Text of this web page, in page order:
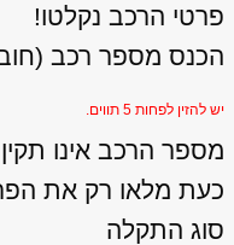
פרטי הרכב נקלטו!
הכנס מספר רכב
יש להזין לפחות 5 תווים.
מספר הרכב אינו
כעת מלאו רק את
סוג התקלה